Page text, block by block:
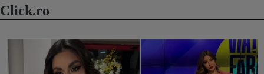
Click.ro